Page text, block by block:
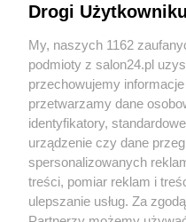
Sport
Społeczeństwo
Kultura
X Facebook
Drogi
My, naszych 1162
podmioty z salon24.pl
przechowujemy
przetwarzamy dane
identyfikatory,
urządzenie czy dane
spersonalizowanych
treści, pomiar reklam i
ulepszanie usług. Za